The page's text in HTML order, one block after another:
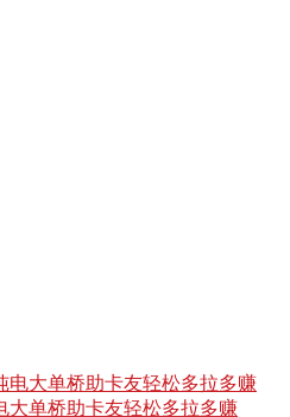
大单桥助卡友轻松多拉多赚